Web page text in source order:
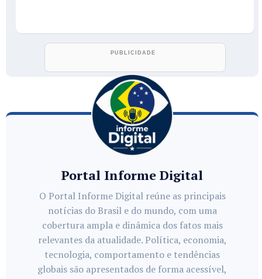
Portal Informe Digital
O Portal Informe Digital reúne as principais
notícias do Brasil e do mundo, com uma
cobertura ampla e dinâmica dos fatos mais
relevantes da atualidade. Política, economia,
tecnologia, comportamento e tendências
globais são apresentados de forma acessível,